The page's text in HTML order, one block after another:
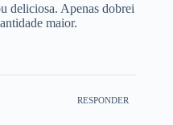
deliciosa. Apenas dobrei
maior.
RESPONDER